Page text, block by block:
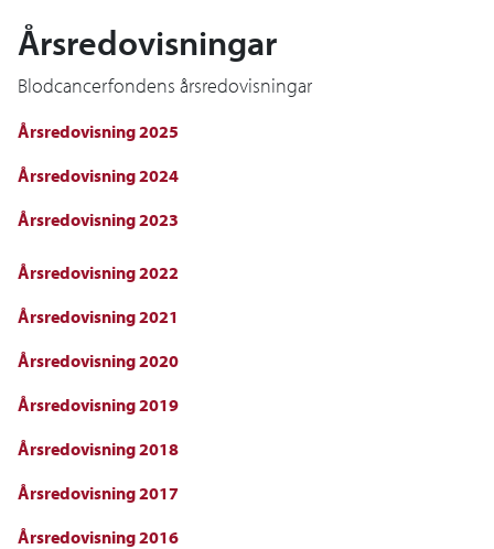
Årsredovisningar
Blodcancerfondens årsredovisningar
Årsredovisning 2025
Årsredovisning 2024
Årsredovisning 2023
Årsredovisning 2022
Årsredovisning 2021
Årsredovisning 2020
Årsredovisning 2019
Årsredovisning 2018
Årsredovisning 2017
Årsredovisning 2016